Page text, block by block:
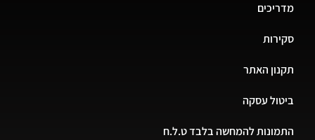
מדריכים
סקירות
תקנון האתר
ביטול עסקה
התמונות להמחשה בלבד ט.ל.ח